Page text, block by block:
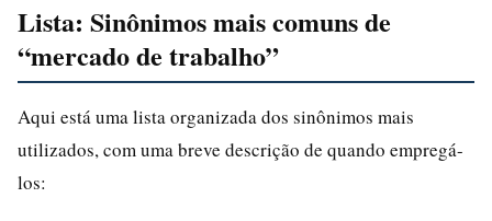
Lista: Sinônimos mais comuns de
“mercado de trabalho”
Aqui está uma lista organizada dos sinônimos mais
utilizados, com uma breve descrição de quando empregá-
los: